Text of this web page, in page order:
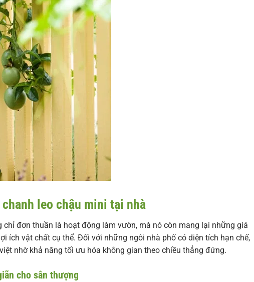
leo chậu mini tại nhà
chỉ đơn thuần là hoạt động làm vườn, mà nó còn mang lại những giá
ích vật chất cụ thể. Đối với những ngôi nhà phố có diện tích hạn chế,
nhờ khả năng tối ưu hóa không gian theo chiều thẳng đứng.
cho sân thượng